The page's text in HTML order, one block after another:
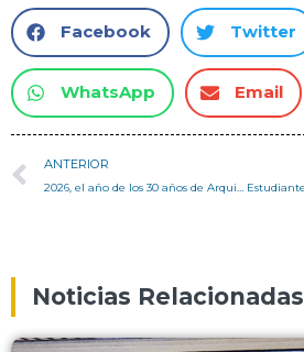
Facebook Twitter
WhatsApp Email
ANTERIOR
Noticias Relacionadas